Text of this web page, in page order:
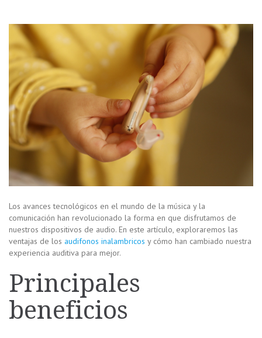
Los avances tecnológicos en el mundo de la música y la
comunicación han revolucionado la forma en que disfrutamos de
nuestros dispositivos de audio. En este artículo, exploraremos las
ventajas de los audifonos inalambricos y cómo han cambiado nuestra
experiencia auditiva para mejor.
Principales
beneficios